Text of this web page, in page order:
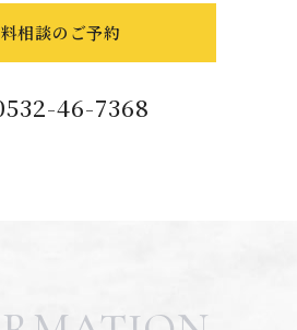
相談のご予約
46-7368